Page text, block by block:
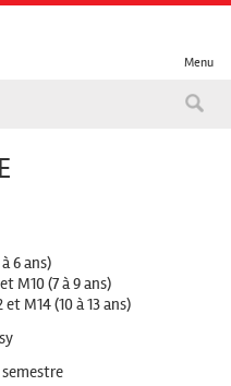
Menu
6 ans)
M10 (7 à 9 ans)
M14 (10 à 13 ans)